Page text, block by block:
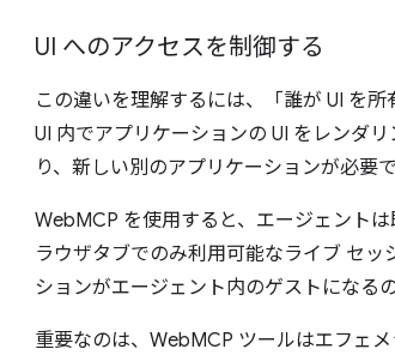
UI へのアクセスを制御する
この違いを理解するには、「誰が UI を
UI 内でアプリケーションの UI をレンダ
り、新しい別のアプリケーションが必要で
WebMCP を使用すると、エージェント
ラウザタブでのみ利用可能なライブ セ
ションがエージェント内のゲストになる
重要なのは、WebMCP ツールはエフェ